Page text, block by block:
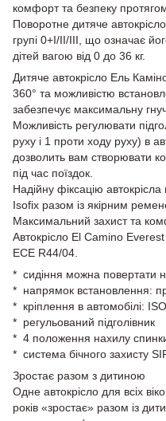
комфорт та безпеку
Поворотне дитяче
групі 0+I/II/III, що означає
дітей вагою від 0 до 36 кг.
Дитяче автокрісло Ель
360° та можливістю
забезпечує максимальну
Можливість регулювати
руху і 1 проти ходу руху) в
дозволить вам створювати
під час поїздок.
Надійну фіксацію
Isofix разом із якірним
Максимальний захист та
Автокрісло El Camino
ECE R44/04.
* сидіння можна повертати
* напрямок встановлення:
* кріплення в автомобілі:
* регульований підголівник
* 4 положення нахилу
* система бічного захисту
Зростає разом з дитиною
Одне автокрісло для всіх
років «зростає» разом із